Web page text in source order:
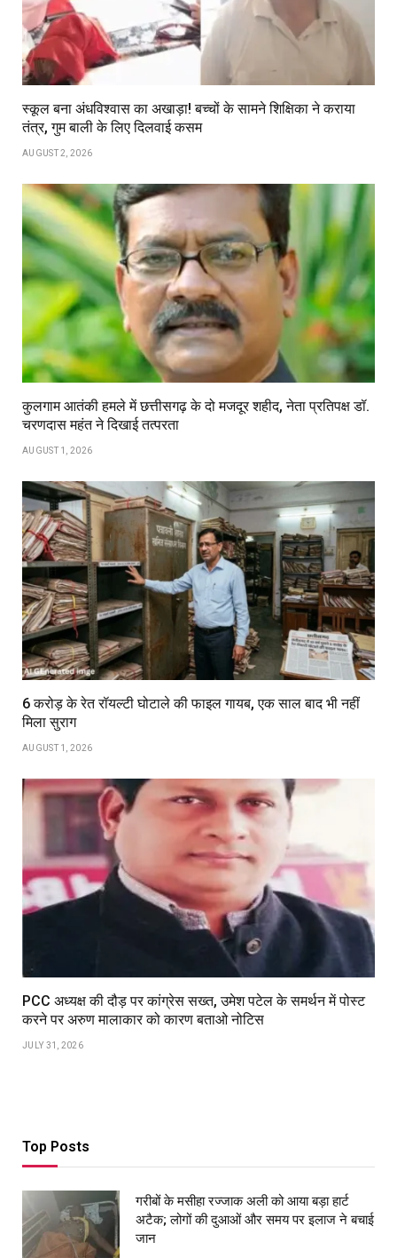
स्कूल बना अंधविश्वास का अखाड़ा! बच्चों के सामने शिक्षिका ने कराया
तंत्र, गुम बाली के लिए दिलवाई कसम
AUGUST 2, 2026
कुलगाम आतंकी हमले में छत्तीसगढ़ के दो मजदूर शहीद, नेता प्रतिपक्ष डॉ.
चरणदास महंत ने दिखाई तत्परता
AUGUST 1, 2026
6 करोड़ के रेत रॉयल्टी घोटाले की फाइल गायब, एक साल बाद भी नहीं
मिला सुराग
AUGUST 1, 2026
PCC अध्यक्ष की दौड़ पर कांग्रेस सख्त, उमेश पटेल के समर्थन में पोस्ट
करने पर अरुण मालाकार को कारण बताओ नोटिस
JULY 31, 2026
Top Posts
गरीबों के मसीहा रज्‍जाक अली को आया बड़ा हार्ट
अटैक; लोगों की दुआओं और समय पर इलाज ने बचाई
जान